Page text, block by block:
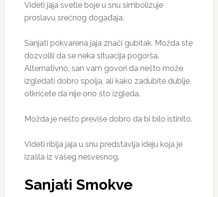
Videti jaja svetle boje u snu simbolizuje
proslavu srećnog događaja.
Sanjati pokvarena jaja znači gubitak. Možda ste
dozvolili da se neka situacija pogorša.
Alternativno, san vam govori da nešto može
izgledati dobro spolja, ali kako zadubite dublje,
otkrićete da nije ono što izgleda.
Možda je nešto previše dobro da bi bilo istinito.
Videti riblja jaja u snu predstavlja ideju koja je
izašla iz vašeg nesvesnog.
Sanjati Smokve